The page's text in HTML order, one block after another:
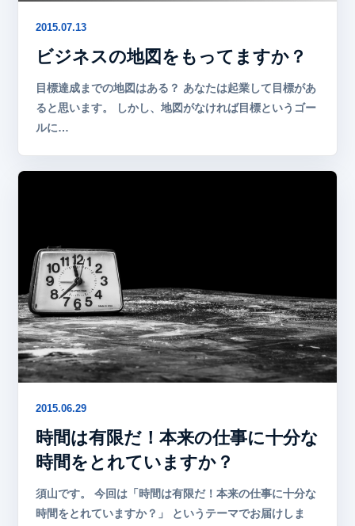
2015.07.13
ビジネスの地図をもってますか？
目標達成までの地図はある？ あなたは起業して目標があ
ると思います。 しかし、地図がなければ目標というゴー
ルに…
2015.06.29
時間は有限だ！本来の仕事に十分な
時間をとれていますか？
須山です。 今回は「時間は有限だ！本来の仕事に十分な
時間をとれていますか？」 というテーマでお届けしま